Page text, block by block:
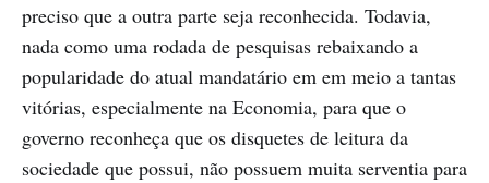
preciso que a outra parte seja reconhecida. Todavia,
nada como uma rodada de pesquisas rebaixando a
popularidade do atual mandatário em em meio a tantas
vitórias, especialmente na Economia, para que o
governo reconheça que os disquetes de leitura da
sociedade que possui, não possuem muita serventia para